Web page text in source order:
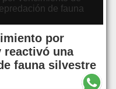
por
reactivó una
fauna silvestre